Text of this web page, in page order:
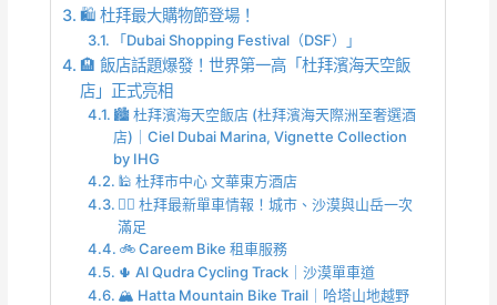
🛍️ 杜拜最大購物節登場！
「Dubai Shopping Festival（DSF）」
🏨 飯店話題爆發！世界第一高「杜拜濱海天空飯
店」正式亮相
🏙️ 杜拜濱海天空飯店 (杜拜濱海天際洲至奢選酒
店)｜Ciel Dubai Marina, Vignette Collection
by IHG
🕌 杜拜市中心 文華東方酒店
🚴‍♀️ 杜拜最新單車情報！城市、沙漠與山岳一次
滿足
🚲 Careem Bike 租車服務
🌵 Al Qudra Cycling Track｜沙漠單車道
🏔️ Hatta Mountain Bike Trail｜哈塔山地越野